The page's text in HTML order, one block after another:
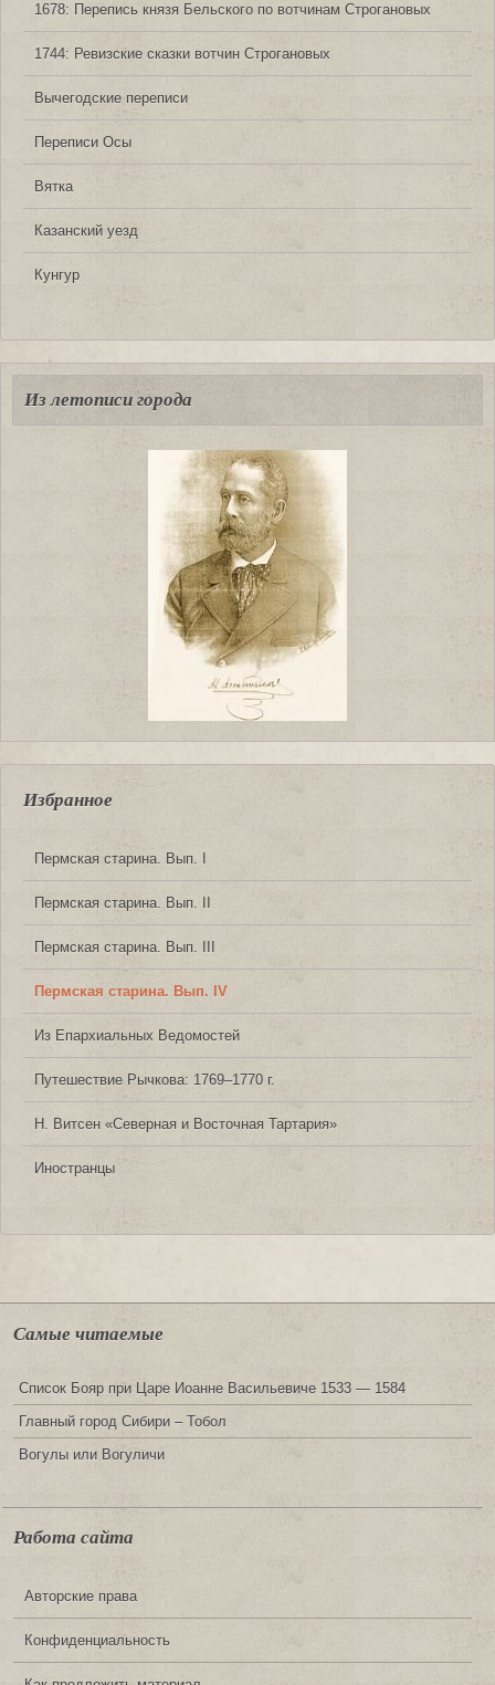
1678: Перепись князя Бельского по вотчинам Строгановых
1744: Ревизские сказки вотчин Строгановых
Вычегодские переписи
Переписи Осы
Вятка
Казанский уезд
Кунгур
Из летописи города
Избранное
Пермская старина. Вып. I
Пермская старина. Вып. II
Пермская старина. Вып. III
Пермская старина. Вып. IV
Из Епархиальных Ведомостей
Путешествие Рычкова: 1769‒1770 г.
Н. Витсен «Северная и Восточная Тартария»
Иностранцы
Самые читаемые
Список Бояр при Царе Иоанне Васильевиче 1533 — 1584
Главный город Сибири – Тобол
Вогулы или Вогуличи
Работа сайта
Авторские права
Конфиденциальность